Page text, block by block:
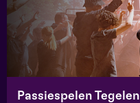
prijs
locatie
Passiespelen Tegelen